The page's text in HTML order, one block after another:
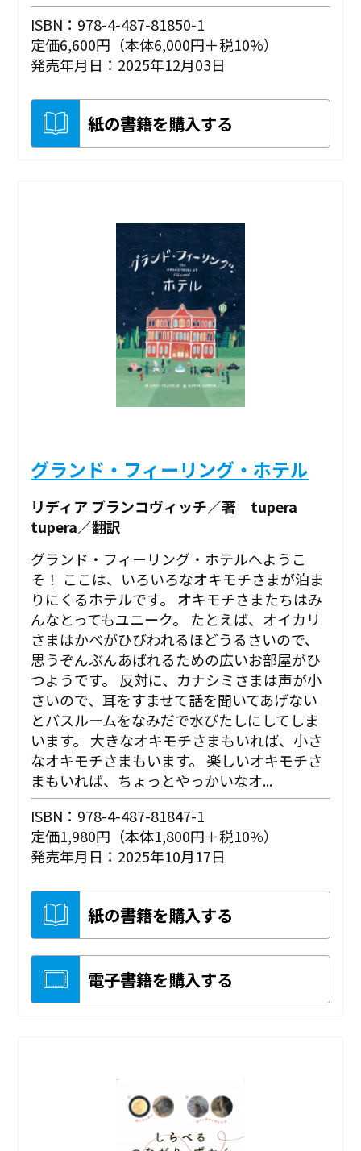
ISBN：978-4-487-81850-1
定価6,600円（本体6,000円＋税10%）
発売年月日：2025年12月03日
紙の書籍を購入する
グランド・フィーリング・ホテル
リディア ブランコヴィッチ／著 tupera
tupera／翻訳
グランド・フィーリング・ホテルへようこ
そ！ ここは、いろいろなオキモチさまが泊ま
りにくるホテルです。 オキモチさまたちはみ
んなとってもユニーク。 たとえば、オイカリ
さまはかべがひびわれるほどうるさいので、
思うぞんぶんあばれるための広いお部屋がひ
つようです。 反対に、カナシミさまは声が小
さいので、耳をすませて話を聞いてあげない
とバスルームをなみだで水びたしにしてしま
います。 大きなオキモチさまもいれば、小さ
なオキモチさまもいます。 楽しいオキモチさ
まもいれば、ちょっとやっかいなオ...
ISBN：978-4-487-81847-1
定価1,980円（本体1,800円＋税10%）
発売年月日：2025年10月17日
紙の書籍を購入する
電子書籍を購入する